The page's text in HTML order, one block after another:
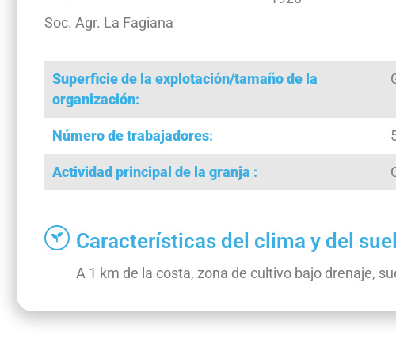
Soc. Agr. La Fagiana
Superficie de la explotación/tamaño de la
organización:
Número de trabajadores:
Actividad principal de la granja :
Características del clima y del
A 1 km de la costa, zona de cultivo bajo drenaje,